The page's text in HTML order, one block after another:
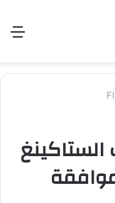
الستاكينغ